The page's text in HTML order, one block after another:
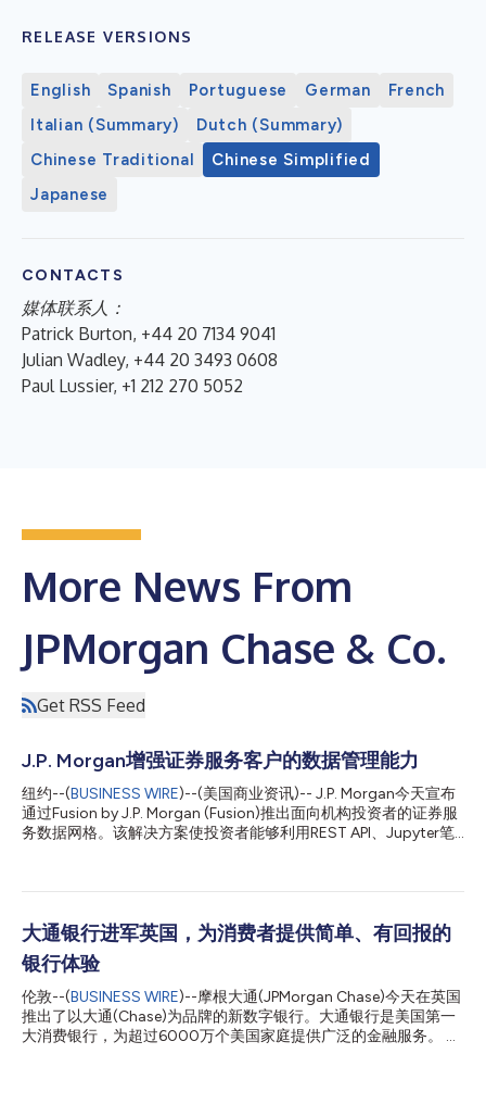
RELEASE VERSIONS
English Spanish Portuguese German
French
Italian (Summary)
Dutch (Summary)
Chinese Traditional
Chinese Simplified
Japanese
CONTACTS
媒体联系人：
Patrick Burton, +44 20 7134 9041
Julian Wadley, +44 20 3493 0608
Paul Lussier, +1 212 270 5052
More News From
JPMorgan Chase & Co.
Get RSS Feed
J.P. Morgan增强证券服务客户的数据管理能力
纽约--(BUSINESS WIRE)--(美国商业资讯)-- J.P. Morgan今天宣布
通过Fusion by J.P. Morgan (Fusion)推出面向机构投资者的证券服
务数据网格。该解决方案使投资者能够利用REST API、Jupyter笔
云计算的弹性优势，以及分析、人工智能和机器学习领域的加速增
Fusion通过发布数据网格(Data Mesh)为投资者的这一旅程提供支
持。该网格现在首次包含了证券服务数据。通过提供一系列云原生
渠道，Fusion正在解决在整合资产服务数据方面长期存在的痛点，
包括大规模数据摄取的挑战，尤其是当投资组合和投资的规模和复
杂性不断增长时。 J.P. Morgan数据解决方案主管Gerard Francis表
示：“机构投资者继续加快利用数据来最大限度地提高阿尔法收益
和运营效率。能够方便地访问这些数据至关重要。凭借Fusion的新
大通银行进军英国，为消费者提供简单、有回报的
银行体验
伦敦--(BUSINESS WIRE)--摩根大通(JPMorgan Chase)今天在英国
推出了以大通(Chase)为品牌的新数字银行。大通银行是美国第一
大消费银行，为超过6000万个美国家庭提供广泛的金融服务。 新